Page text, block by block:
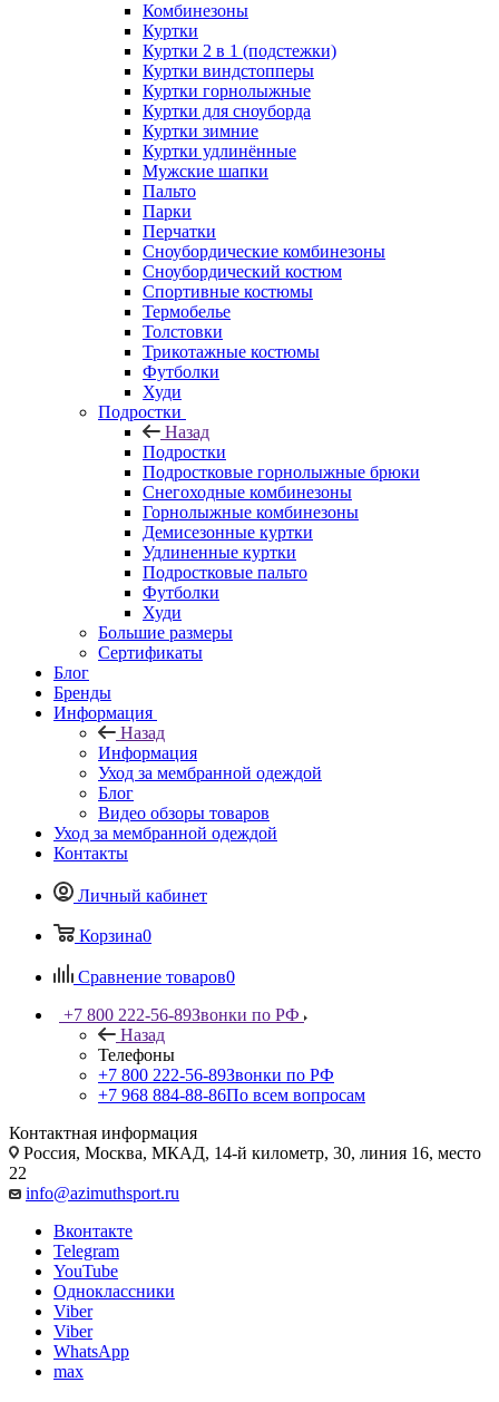
Комбинезоны
Куртки
Куртки 2 в 1 (подстежки)
Куртки виндстопперы
Куртки горнолыжные
Куртки для сноуборда
Куртки зимние
Куртки удлинённые
Мужские шапки
Пальто
Парки
Перчатки
Сноубордические комбинезоны
Сноубордический костюм
Спортивные костюмы
Термобелье
Толстовки
Трикотажные костюмы
Футболки
Худи
Подростки
Назад
Подростки
Подростковые горнолыжные брюки
Снегоходные комбинезоны
Горнолыжные комбинезоны
Демисезонные куртки
Удлиненные куртки
Подростковые пальто
Футболки
Худи
Большие размеры
Сертификаты
Блог
Бренды
Информация
Назад
Информация
Уход за мембранной одеждой
Блог
Видео обзоры товаров
Уход за мембранной одеждой
Контакты
Личный кабинет
Корзина0
Сравнение товаров0
+7 800 222-56-89Звонки по РФ
Назад
Телефоны
+7 800 222-56-89Звонки по РФ
+7 968 884-88-86По всем вопросам
Контактная информация
Россия, Москва, МКАД, 14-й километр, 30, линия 16, место
22
info@azimuthsport.ru
Вконтакте
Telegram
YouTube
Одноклассники
Viber
Viber
WhatsApp
max